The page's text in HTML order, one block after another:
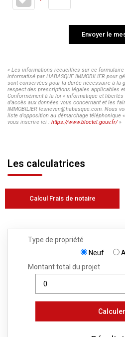
Envoyer le
« Les informations recueillies sur ce
informatisé par HABASQUE IMMOBILIER pour
sont conservées pour la durée nécessaire à la
respect des prescriptions légales applicables
Conformément à la loi « informatique et libertés
d'accès aux données vous concernant et les
IMMOBILIER lesneven@habasque.com. Nous
liste d'opposition au démarchage téléphonique
vous inscrire ici : https://www.bloctel.gouv.fr/»
Les calculatrices
Calcul Frais de notaire